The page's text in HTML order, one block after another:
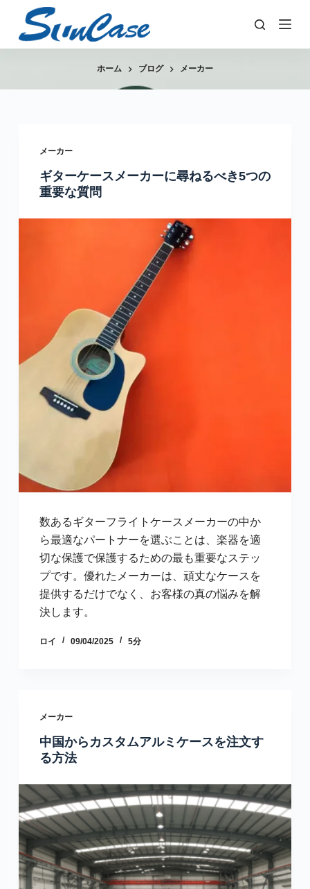
ン
テ
ツ
ホーム ブログ メーカー
メーカー
ギターケースメーカーに尋ねるべき5つの
重要な質問
数あるギターフライトケースメーカーの中か
ら最適なパートナーを選ぶことは、楽器を適
切な保護で保護するための最も重要なステッ
プです。優れたメーカーは、頑丈なケースを
提供するだけでなく、お客様の真の悩みを解
決します。
ロイ 09/04/2025 5分
メーカー
中国からカスタムアルミケースを注文す
る方法